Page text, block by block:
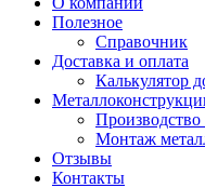
Полезное
Справочник
Доставка и оплата
Калькулятор
Производство
Монтаж
Отзывы
Контакты